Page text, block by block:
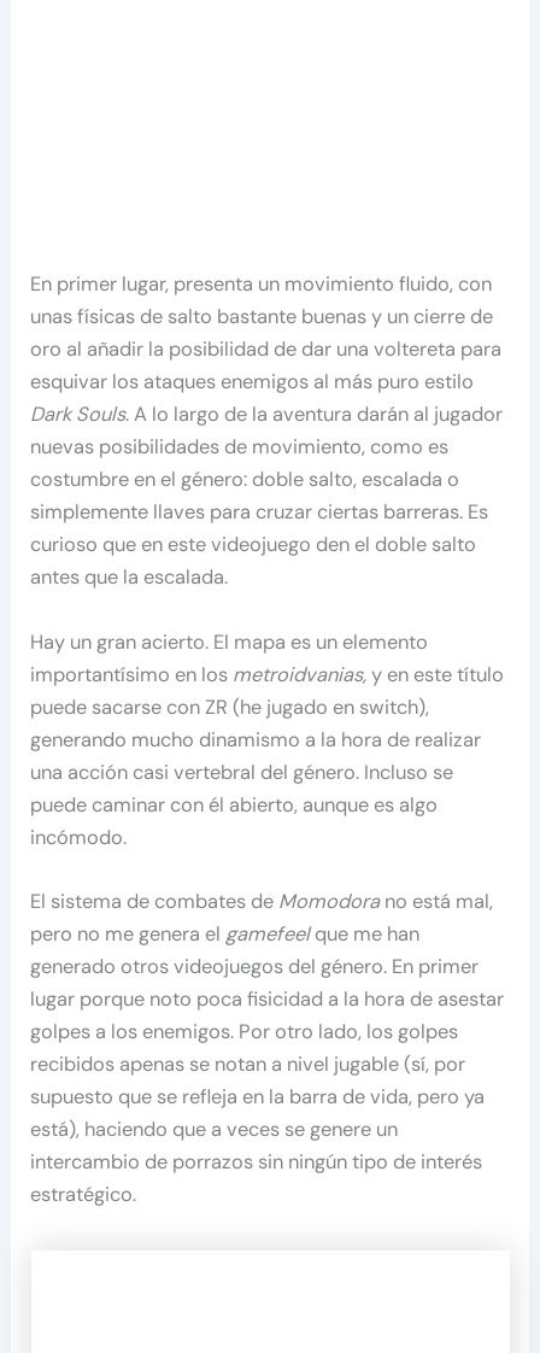
En primer lugar, presenta un movimiento fluido, con
unas físicas de salto bastante buenas y un cierre de
oro al añadir la posibilidad de dar una voltereta para
esquivar los ataques enemigos al más puro estilo
Dark Souls. A lo largo de la aventura darán al jugador
nuevas posibilidades de movimiento, como es
costumbre en el género: doble salto, escalada o
simplemente llaves para cruzar ciertas barreras. Es
curioso que en este videojuego den el doble salto
antes que la escalada.
Hay un gran acierto. El mapa es un elemento
importantísimo en los metroidvanias,y en este título
puede sacarse con ZR (he jugado en switch),
generando mucho dinamismo a la hora de realizar
una acción casi vertebral del género. Incluso se
puede caminar con él abierto, aunque es algo
incómodo.
El sistema de combates de Momodorano está mal,
pero no me genera el gamefeelque me han
generado otros videojuegos del género. En primer
lugar porque noto poca fisicidad a la hora de asestar
golpes a los enemigos. Por otro lado, los golpes
recibidos apenas se notan a nivel jugable (sí, por
supuesto que se refleja en la barra de vida, pero ya
está), haciendo que a veces se genere un
intercambio de porrazos sin ningún tipo de interés
estratégico.